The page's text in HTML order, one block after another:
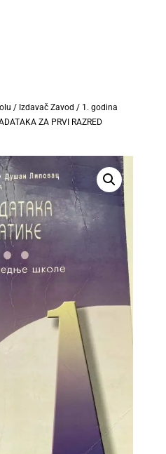
/ Izdavač Zavod / 1. godina
ZA PRVI RAZRED